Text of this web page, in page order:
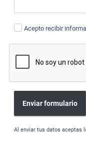
Acepto recibir
Enviar formulario
Al enviar tus datos aceptas